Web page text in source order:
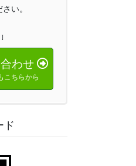
い。
]
わせ
こちらから
ド